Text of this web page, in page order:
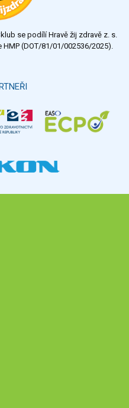
se podílí Hravě žij zdravě z. s.
(DOT/81/01/002536/2025).